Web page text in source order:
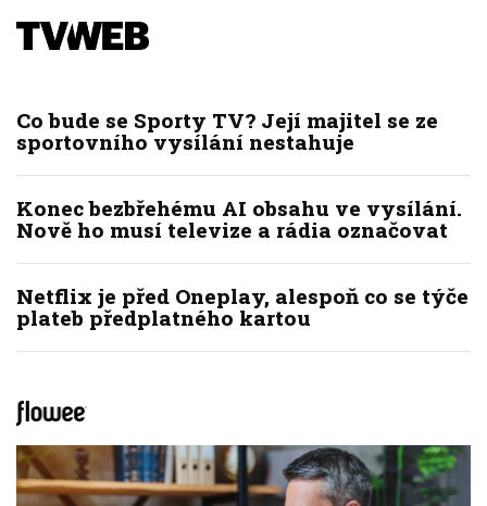
Co bude se Sporty TV? Její majitel se ze
sportovního vysílání nestahuje
Konec bezbřehému AI obsahu ve vysílání.
Nově ho musí televize a rádia označovat
Netflix je před Oneplay, alespoň co se týče
plateb předplatného kartou